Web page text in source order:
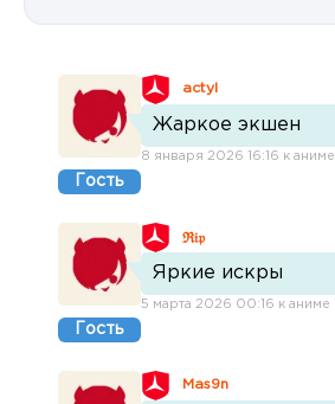
Гость
actyl
Жаркое экшен
8 января 2026 16:16 к аниме
Гость
ℜ𝔦𝔭
Яркие искры
5 марта 2026 00:16 к аниме
Mas9n